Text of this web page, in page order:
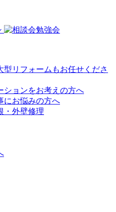
型リフォームもお任せくださ
ションをお考えの方へ
にお悩みの方へ
・外壁修理